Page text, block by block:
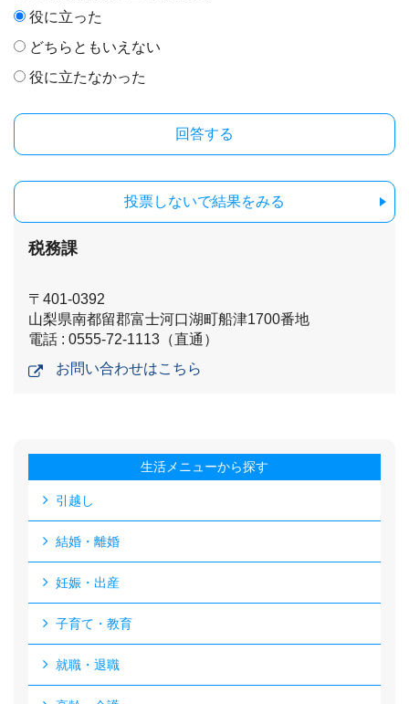
役に立った
どちらともいえない
役に立たなかった
投票しないで結果をみる
税務課
〒401-0392
山梨県南都留郡富士河口湖町船津1700番地
電話 : 0555-72-1113（直通）
お問い合わせはこちら
生活メニューから探す
引越し
結婚・離婚
妊娠・出産
子育て・教育
就職・退職